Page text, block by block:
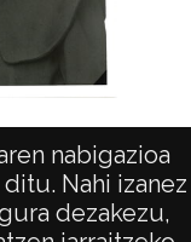
nabigazioa
Nahi izanez
dezakezu,